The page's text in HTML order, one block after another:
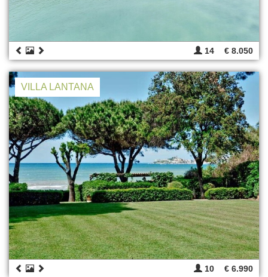
14 € 8.050
VILLA LANTANA
10 € 6.990